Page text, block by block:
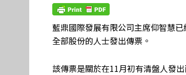
藍鼎國際發展有限公司主席仰智慧
全部股份的人士發出傳票。
該傳票是關於在11月初有清盤人發